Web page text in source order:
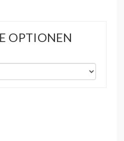
OPTIONEN